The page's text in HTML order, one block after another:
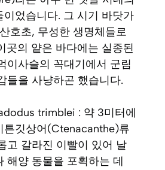
이었습니다. 그 시기 바닷가
호초, 무성한 생명체들로
곳의 얕은 바다에는 실종된
이사슬의 꼭대기에서 군림
들을 사냥하곤 했습니다.
trimblei : 약 3미터에
튼깃상어(Ctenacanthe)류
고 갈라진 이빨이 있어 날
해양 동물을 포획하는 데